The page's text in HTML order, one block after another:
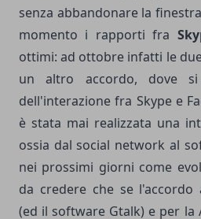
senza abbandonare la
momento i rapporti fra
ottimi: ad ottobre infatti le
un altro accordo, dove si
dell'interazione fra Skype e
è stata mai realizzata una
ossia dal social network al
nei prossimi giorni come
da credere che se l'accordo
(ed il software Gtalk) e per la